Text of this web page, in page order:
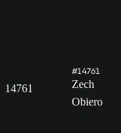
14761
#14761
Zech
Obiero